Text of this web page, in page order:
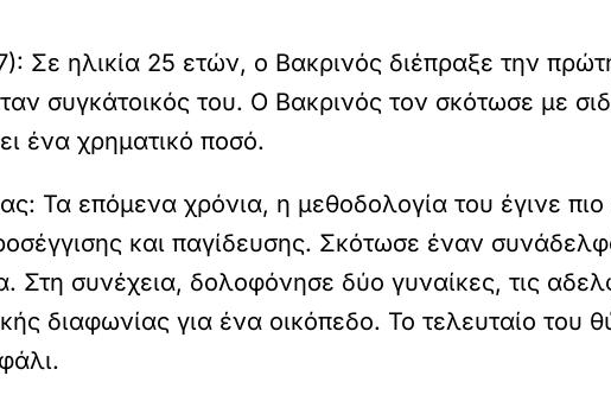
Σε ηλικία 25 ετών, ο Βακρινός διέπραξε την
συγκάτοικός του. Ο Βακρινός τον σκότωσε με
ένα χρηματικό ποσό.
Τα επόμενα χρόνια, η μεθοδολογία του έγινε
και παγίδευσης. Σκότωσε έναν
Στη συνέχεια, δολοφόνησε δύο γυναίκες, τις
διαφωνίας για ένα οικόπεδο. Το τελευταίο